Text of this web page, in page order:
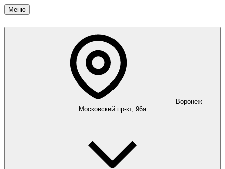
Меню
Воронеж
Московский пр-кт, 96а